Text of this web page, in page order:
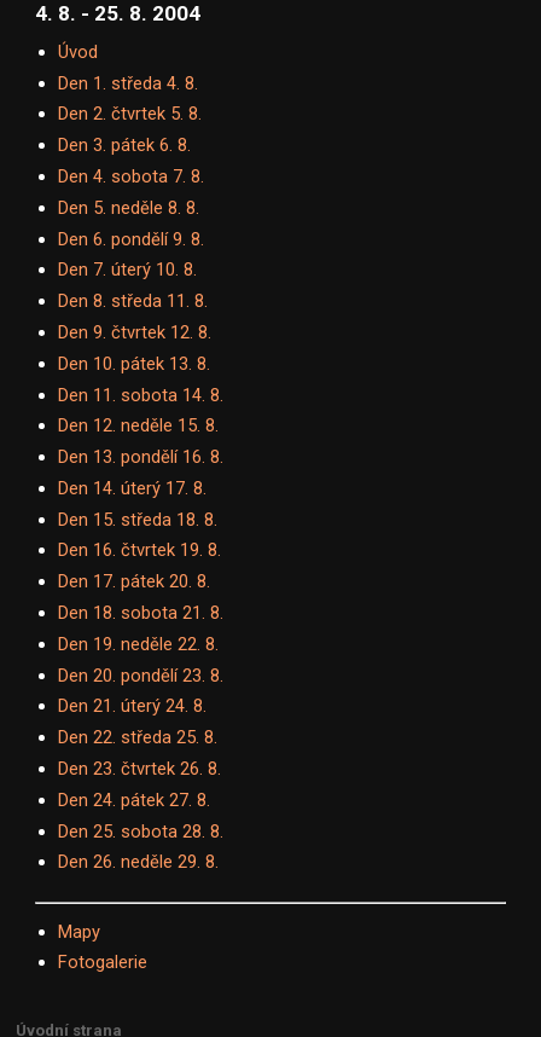
4. 8. - 25. 8. 2004
Úvod
Den 1. středa 4. 8.
Den 2. čtvrtek 5. 8.
Den 3. pátek 6. 8.
Den 4. sobota 7. 8.
Den 5. neděle 8. 8.
Den 6. pondělí 9. 8.
Den 7. úterý 10. 8.
Den 8. středa 11. 8.
Den 9. čtvrtek 12. 8.
Den 10. pátek 13. 8.
Den 11. sobota 14. 8.
Den 12. neděle 15. 8.
Den 13. pondělí 16. 8.
Den 14. úterý 17. 8.
Den 15. středa 18. 8.
Den 16. čtvrtek 19. 8.
Den 17. pátek 20. 8.
Den 18. sobota 21. 8.
Den 19. neděle 22. 8.
Den 20. pondělí 23. 8.
Den 21. úterý 24. 8.
Den 22. středa 25. 8.
Den 23. čtvrtek 26. 8.
Den 24. pátek 27. 8.
Den 25. sobota 28. 8.
Den 26. neděle 29. 8.
Mapy
Fotogalerie
Úvodní strana